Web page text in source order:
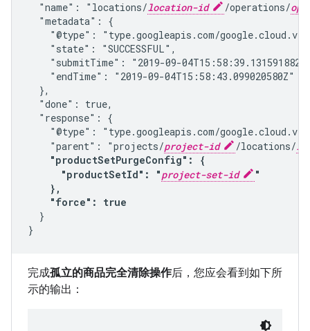
  "name": "locations/
location-id /operations/
  "metadata": {
"@type": "type.googleapis.com/
    "state": "SUCCESSFUL",
"submitTime": "2019-09-
    "endTime": "2019-09-04T15:58:43.099020580Z"
  },
  "done": true,
  "response": {
"@type": "type.googleapis.com/
    "parent": "projects/
project-id /locations/
    "productSetPurgeConfig": {
      "productSetId": "
project-set-id
"
    },
    "force": true
  }
}
完成孤立的商品完全清除操作后，您应会看到如下所
示的输出：